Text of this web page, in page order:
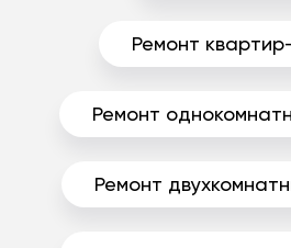
Ремонт
Ремонт
Ремонт